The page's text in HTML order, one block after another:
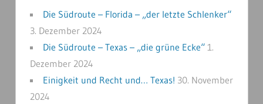
Die Südroute – Florida – „der letzte Schlenker“
3. Dezember 2024
Die Südroute – Texas – „die grüne Ecke“ 1.
Dezember 2024
Einigkeit und Recht und… Texas! 30. November
2024